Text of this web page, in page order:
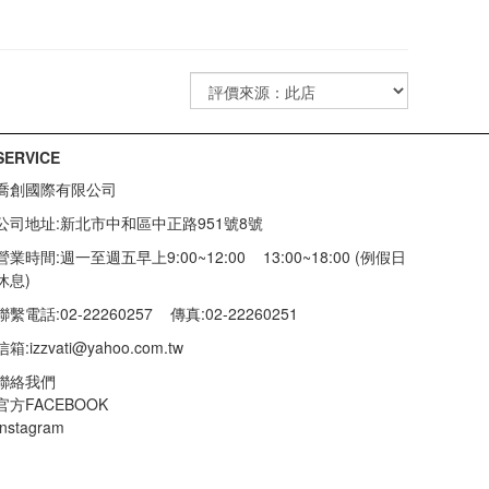
創國際有限公司
司地址:新北市中和區中正路951號8號
業時間:週一至週五早上9:00~12:00 13:00~18:00 (例假日
息)
繫電話:02-22260257 傳真:02-22260251
箱:izzvati@yahoo.com.tw
絡我們
方FACEBOOK